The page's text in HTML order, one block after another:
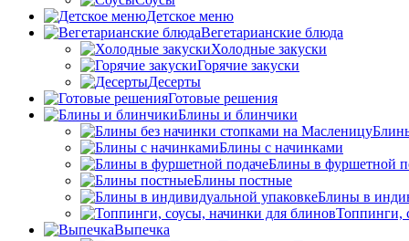
Детское меню
Вегетарианские блюда
Холодные закуски
Горячие закуски
Десерты
Готовые решения
Блины и блинчики
Блины с начинками
Блины в фуршетной
Блины постные
Блины в
Топпинги,
Выпечка